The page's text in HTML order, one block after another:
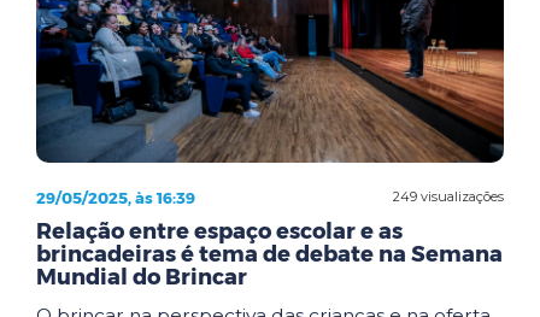
249 visualizações
29/05/2025, às 16:39
Relação entre espaço escolar e as
brincadeiras é tema de debate na Semana
Mundial do Brincar